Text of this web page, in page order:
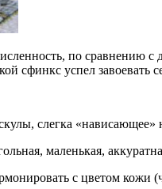
по сравнению
сфинкс успел завоевать
слегка
маленькая,
с цветом